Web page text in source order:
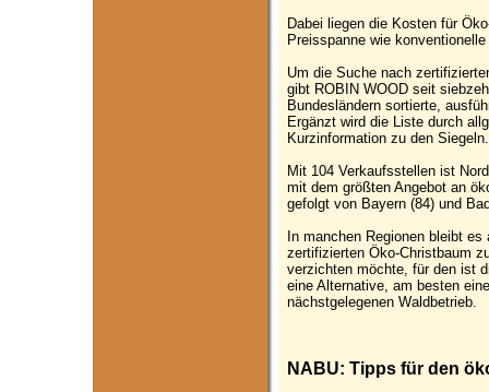
Dabei liegen die Kosten für
Preisspanne wie
Um die Suche nach
gibt ROBIN WOOD seit
Bundesländern sortierte,
Ergänzt wird die Liste durch
Kurzinformation zu den Siegeln.
Mit 104 Verkaufsstellen ist
mit dem größten Angebot an
gefolgt von Bayern (84) und
In manchen Regionen bleibt
zertifizierten Öko-Christbaum
verzichten möchte, für den ist
eine Alternative, am besten
nächstgelegenen Waldbetrieb.
NABU: Tipps für den